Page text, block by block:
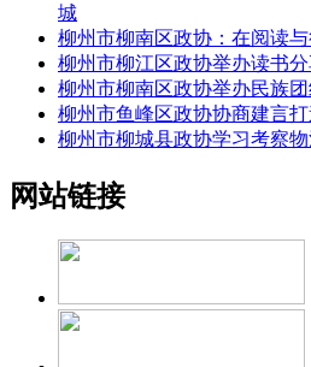
城
柳州市柳南区政协：在阅读
柳州市柳江区政协举办读书
柳州市柳南区政协举办民族
柳州市鱼峰区政协协商建言
柳州市柳城县政协学习考察
网站链接